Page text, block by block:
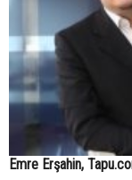
Emre Erşahin,